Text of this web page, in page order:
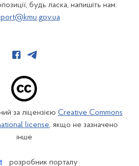
будь ласка, напишіть нам:
за ліцензією Creative Commons
license, якщо не зазначено
інше
розробник порталу